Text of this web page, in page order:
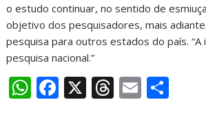
o estudo continuar, no sentido de
objetivo dos pesquisadores, mais
pesquisa para outros estados do país.
pesquisa nacional.”
W F X T E